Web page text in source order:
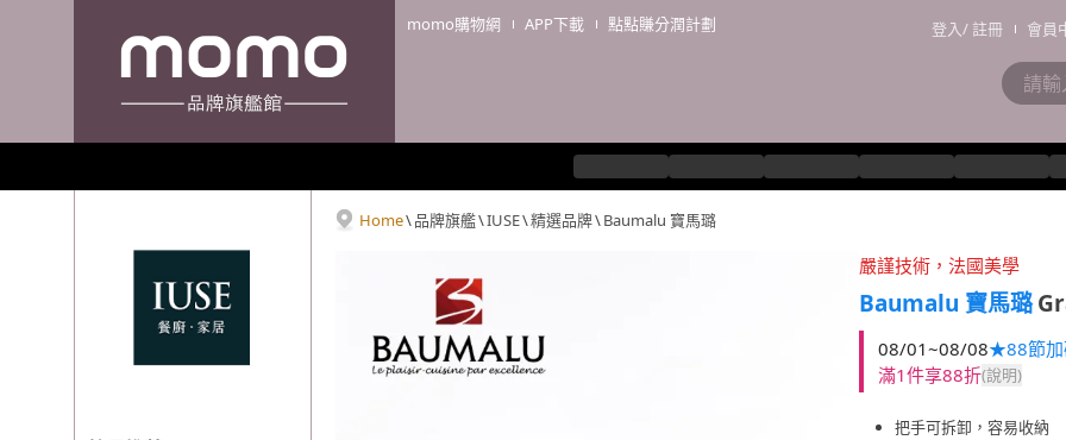
momo購物網 APP下載 點點賺分潤計劃 登入/註冊 會員
Home\品牌旗艦\IUSE\精選品牌\Baumalu 寶馬璐
嚴謹技術，法國美學
Baumalu 寶馬璐
08/01~08/08★88節
滿1件享88折(說明)
把手可拆卸，容易收納